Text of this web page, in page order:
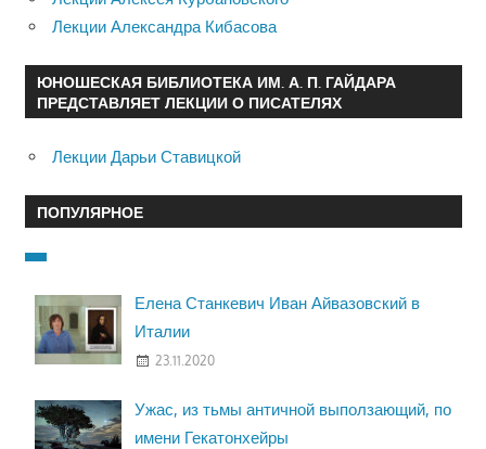
Лекции Александра Кибасова
ЮНОШЕСКАЯ БИБЛИОТЕКА ИМ. А. П. ГАЙДАРА
ПРЕДСТАВЛЯЕТ ЛЕКЦИИ О ПИСАТЕЛЯХ
Лекции Дарьи Ставицкой
ПОПУЛЯРНОЕ
Елена Станкевич Иван Айвазовский в
Италии
23.11.2020
Ужас, из тьмы античной выползающий, по
имени Гекатонхейры